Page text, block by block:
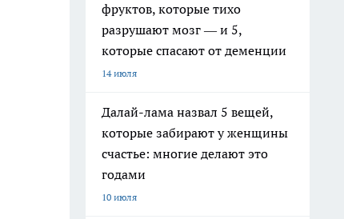
фруктов, которые тихо
разрушают мозг — и 5,
которые спасают от деменции
14 июля
Далай-лама назвал 5 вещей,
которые забирают у женщины
счастье: многие делают это
годами
10 июля